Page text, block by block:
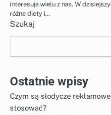
interesuje wielu z nas. W
różne diety i…
Szukaj
Ostatnie wpisy
Czym są słodycze
stosować?